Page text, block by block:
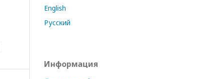
English
Русский
Информация